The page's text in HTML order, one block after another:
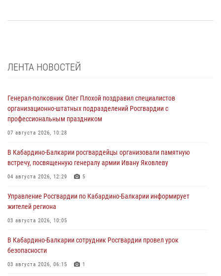
ЛЕНТА НОВОСТЕЙ
Генерал-полковник Олег Плохой поздравил специалистов
организационно-штатных подразделений Росгвардии с
профессиональным праздником
07 августа 2026, 10:28
В Кабардино-Балкарии росгвардейцы организовали памятную
встречу, посвященную генералу армии Ивану Яковлеву
04 августа 2026, 12:29 5
Управление Росгвардии по Кабардино-Балкарии информирует
жителей региона
03 августа 2026, 10:05
В Кабардино‑Балкарии сотрудник Росгвардии провел урок
безопасности
03 августа 2026, 06:15 1